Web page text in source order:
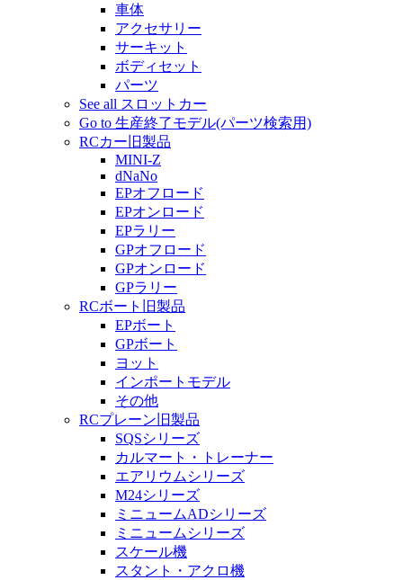
車体
アクセサリー
サーキット
ボディセット
パーツ
See all スロットカー
Go to 生産終了モデル(パーツ検索用)
RCカー旧製品
MINI-Z
dNaNo
EPオフロード
EPオンロード
EPラリー
GPオフロード
GPオンロード
GPラリー
RCボート旧製品
EPボート
GPボート
ヨット
インポートモデル
その他
RCプレーン旧製品
SQSシリーズ
カルマート・トレーナー
エアリウムシリーズ
M24シリーズ
ミニュームADシリーズ
ミニュームシリーズ
スケール機
スタント・アクロ機